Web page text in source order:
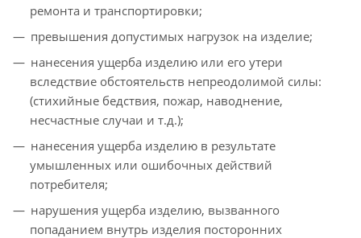
ремонта и транспортировки;
превышения допустимых нагрузок на изделие;
нанесения ущерба изделию или его утери
вследствие обстоятельств непреодолимой силы:
(стихийные бедствия, пожар, наводнение,
несчастные случаи и т.д.);
нанесения ущерба изделию в результате
умышленных или ошибочных действий
потребителя;
нарушения ущерба изделию, вызванного
попаданием внутрь изделия посторонних